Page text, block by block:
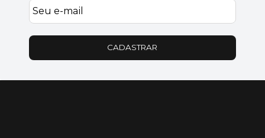
CADASTRAR